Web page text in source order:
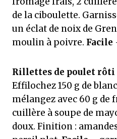
de la ciboulette.
un éclat de noix de
moulin à poivre. Facile
Rillettes de poulet rôti
Effilochez 150 g de
mélangez avec 60 g de
cuillère à soupe de
doux. Finition :